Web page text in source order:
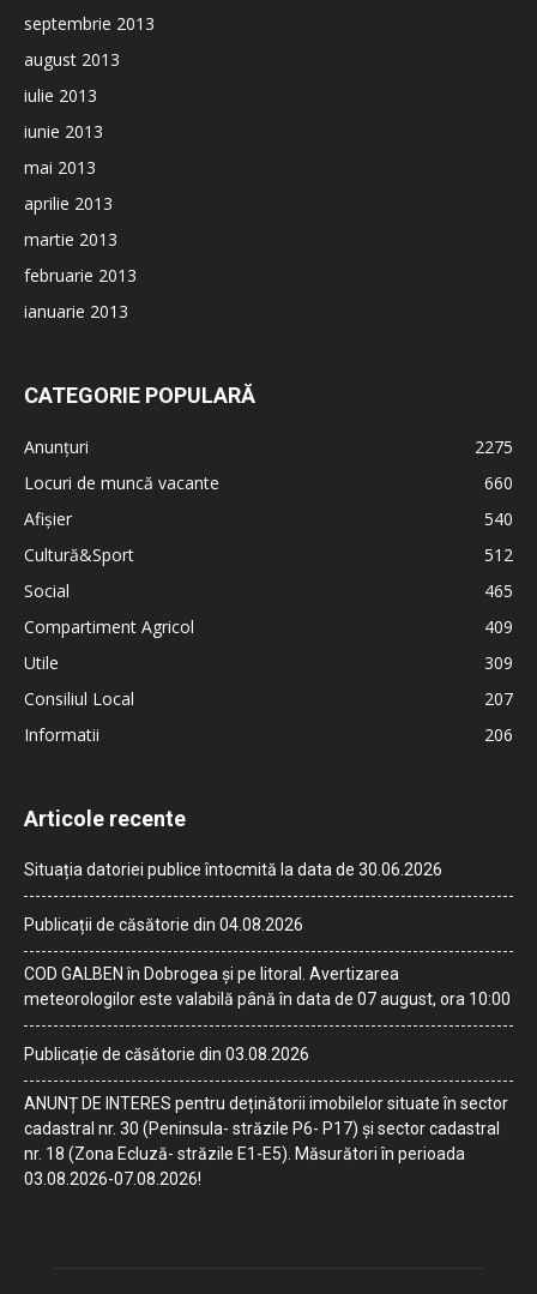
septembrie 2013
august 2013
iulie 2013
iunie 2013
mai 2013
aprilie 2013
martie 2013
februarie 2013
ianuarie 2013
CATEGORIE POPULARĂ
Anunțuri
2275
Locuri de muncă vacante
660
Afișier
540
Cultură&Sport
512
Social
465
Compartiment Agricol
409
Utile
309
Consiliul Local
207
Informatii
206
Articole recente
Situația datoriei publice întocmită la data de 30.06.2026
Publicații de căsătorie din 04.08.2026
COD GALBEN în Dobrogea și pe litoral. Avertizarea
meteorologilor este valabilă până în data de 07 august, ora 10:00
Publicație de căsătorie din 03.08.2026
ANUNȚ DE INTERES pentru deținătorii imobilelor situate în sector
cadastral nr. 30 (Peninsula- străzile P6- P17) și sector cadastral
nr. 18 (Zona Ecluză- străzile E1-E5). Măsurători în perioada
03.08.2026-07.08.2026!